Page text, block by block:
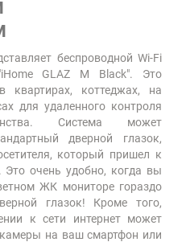
беспроводной Wi-Fi
GLAZ М Black". Это
квартирах, коттеджах, на
для удаленного контроля
Система может
дверной глазок,
который пришел к
очень удобно, когда вы
ЖК мониторе гораздо
глазок! Кроме того,
к сети интернет может
на ваш смартфон или